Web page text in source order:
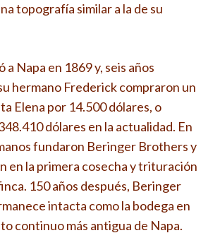
topografía similar a la de su
a Napa en 1869 y, seis años
hermano Frederick compraron un
Elena por 14.500 dólares, o
dólares en la actualidad. En
fundaron Beringer Brothers y
en la primera cosecha y trituración
150 años después, Beringer
intacta como la bodega en
continuo más antigua de Napa.